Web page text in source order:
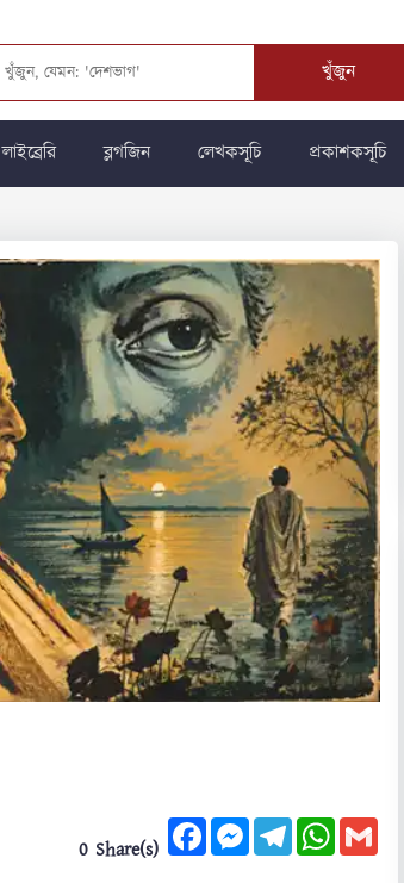
খুঁজুন
লাইব্রেরি ব্লগজিন লেখকসূচি প্রকাশকসূচি
0 Share(s)
FacebookMessengerTelegramWhatsApp